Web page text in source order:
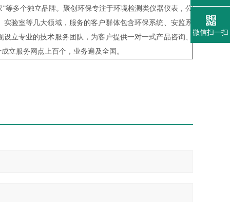
”等多个独立品牌。聚创环保专注于环境检测类仪器仪表，公
验室等几大领域，服务的客户群体包含环保系统、安监系
立专业的技术服务团队，为客户提供一对一式产品咨询、
立服务网点上百个，业务遍及全国。
微信扫一扫